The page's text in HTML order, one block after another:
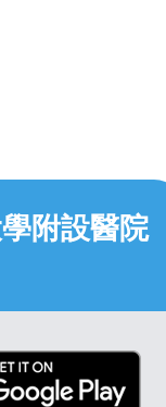
附設醫院